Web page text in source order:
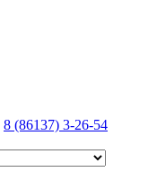
8 (86137) 3-26-54